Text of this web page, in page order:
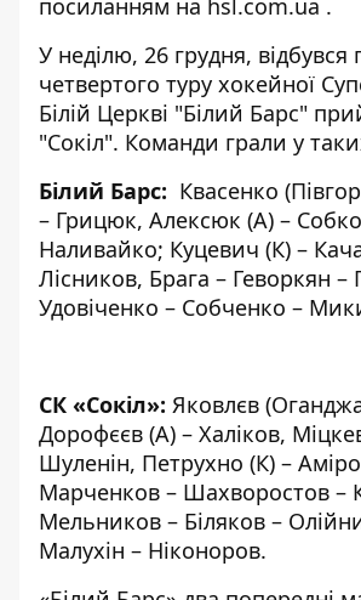
посиланням на hsl.com.ua .
У неділю, 26 грудня, відбувся
четвертого туру хокейної
Білій Церкві "Білий Барс"
"Сокіл". Команди грали у
Білий Барс: Квасенко
– Грицюк, Алексюк (А) –
Наливайко; Куцевич (К) –
Лісников, Брага – Геворкян
Удовіченко – Собченко –
СК «Сокіл»: Яковлєв
Дорофєєв (А) – Халіков,
Шуленін, Петрухно (К) –
Марченков – Шахворостов –
Мельников – Біляков –
Малухін – Ніконоров.